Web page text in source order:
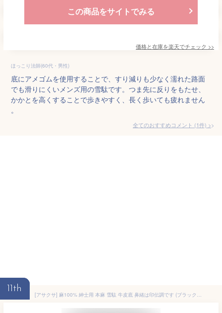
この商品をサイトでみる
価格と在庫を楽天でチェック >>
ほっこり法師(60代・男性)
底にアメゴムを使用することで、すり減りも少なく濡れた路面
でも滑りにくいメンズ用の雪駄です。つま先に反りをもたせ、
かかとを高くすることで歩きやすく、長く歩いても疲れません
。
全てのおすすめコメント (1件) >
11th
[アサクサ] 麻100% 紳士用 本麻 雪駄 牛皮底 鼻緒は印伝調です (ブラック 麻 サヤ L)